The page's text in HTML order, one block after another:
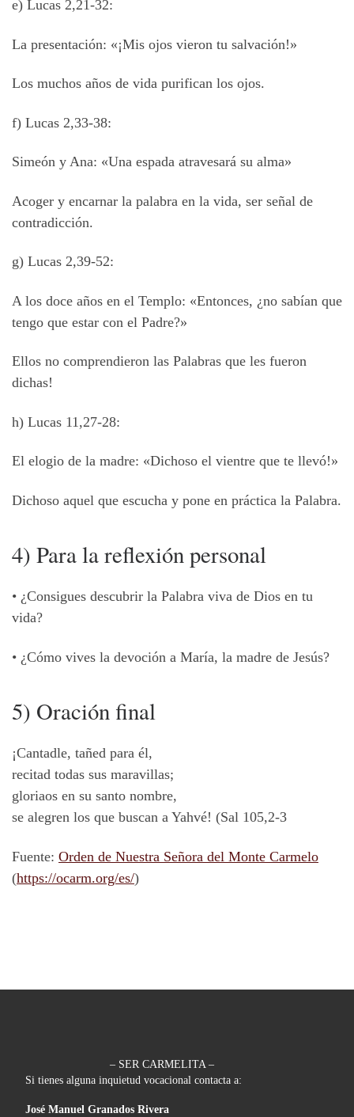
e) Lucas 2,21-32:
La presentación: «¡Mis ojos vieron tu salvación!»
Los muchos años de vida purifican los ojos.
f) Lucas 2,33-38:
Simeón y Ana: «Una espada atravesará su alma»
Acoger y encarnar la palabra en la vida, ser señal de
contradicción.
g) Lucas 2,39-52:
A los doce años en el Templo: «Entonces, ¿no sabían que
tengo que estar con el Padre?»
Ellos no comprendieron las Palabras que les fueron
dichas!
h) Lucas 11,27-28:
El elogio de la madre: «Dichoso el vientre que te llevó!»
Dichoso aquel que escucha y pone en práctica la Palabra.
4) Para la reflexión personal
• ¿Consigues descubrir la Palabra viva de Dios en tu
vida?
• ¿Cómo vives la devoción a María, la madre de Jesús?
5) Oración final
¡Cantadle, tañed para él,
recitad todas sus maravillas;
gloriaos en su santo nombre,
se alegren los que buscan a Yahvé! (Sal 105,2-3
Fuente: Orden de Nuestra Señora del Monte Carmelo
(https://ocarm.org/es/)
– SER CARMELITA –
Si tienes alguna inquietud vocacional contacta a:
José Manuel Granados Rivera